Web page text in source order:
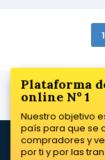
1
Plataforma
online Nº 1
Nuestro objetivo
país para que se
compradores y
por ti y por las